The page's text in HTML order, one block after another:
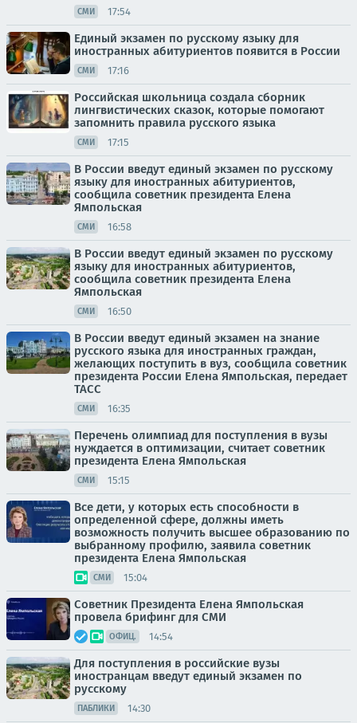
СМИ 17:54
Единый экзамен по русскому языку для
иностранных абитуриентов появится в России
СМИ 17:16
Российская школьница создала сборник
лингвистических сказок, которые помогают
запомнить правила русского языка
СМИ 17:15
В России введут единый экзамен по русскому
языку для иностранных абитуриентов,
сообщила советник президента Елена
Ямпольская
СМИ 16:58
В России введут единый экзамен по русскому
языку для иностранных абитуриентов,
сообщила советник президента Елена
Ямпольская
СМИ 16:50
В России введут единый экзамен на знание
русского языка для иностранных граждан,
желающих поступить в вуз, сообщила советник
президента России Елена Ямпольская, передает
ТАСС
СМИ 16:35
Перечень олимпиад для поступления в вузы
нуждается в оптимизации, считает советник
президента Елена Ямпольская
СМИ 15:15
Все дети, у которых есть способности в
определенной сфере, должны иметь
возможность получить высшее образованию по
выбранному профилю, заявила советник
президента Елена Ямпольская
СМИ 15:04
Советник Президента Елена Ямпольская
провела брифинг для СМИ
ОФИЦ. 14:54
Для поступления в российские вузы
иностранцам введут единый экзамен по
русскому
ПАБЛИКИ 14:30